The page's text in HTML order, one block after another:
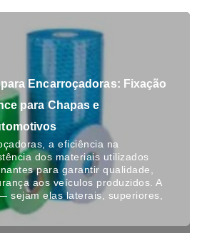
Encarroçadoras: Fixação
para Chapas e
a eficiência na
dos materiais utilizados
para garantir qualidade,
aos veículos produzidos. A
sejam elas laterais, superiores,